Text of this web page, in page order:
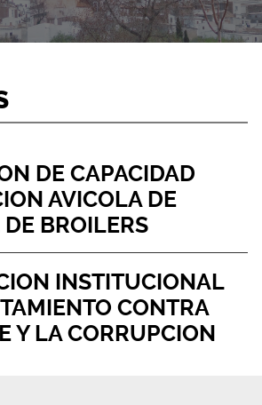
DE CAPACIDAD
AVICOLA DE
BROILERS
INSTITUCIONAL
CONTRA
Y LA CORRUPCION